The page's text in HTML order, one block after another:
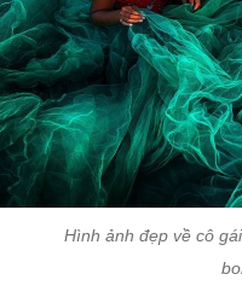
Hình ảnh đẹp về cô